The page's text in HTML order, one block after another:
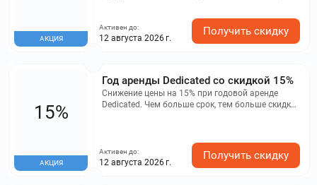
АКЦИЯ
Активен до:
12 августа 2026 г.
Получить скидку
Год аренды Dedicated со скидкой 15%
Снижение цены на 15% при годовой аренде
Dedicated. Чем больше срок, тем больше скидка:
под задачи и на этапе оформления корзины
выберите срок «12 месяцев» – цена будет
15%
АКЦИЯ
Активен до:
12 августа 2026 г.
Получить скидку